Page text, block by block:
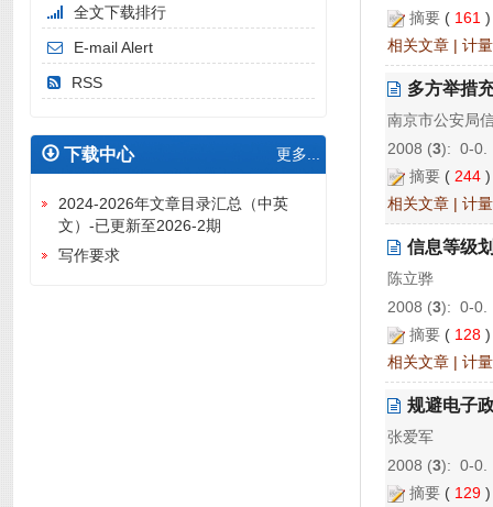
摘要 ( 161
相关文章 | 计
多方举措
南京市公安局
2008 (3): 0-0.
摘要 ( 244
相关文章 | 计
信息等级
陈立骅
2008 (3): 0-0.
摘要 ( 128
相关文章 | 计
规避电子
张爱军
2008 (3): 0-0.
摘要 ( 129
全文下载排行
E-mail Alert
RSS
下载中心 更多...
2024-2026年文章目录汇总（中英
文）-已更新至2026-2期
写作要求